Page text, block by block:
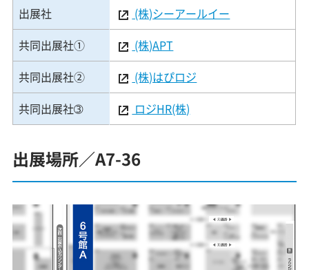
出展社
(株)シーアールイー
共同出展社①
(株)APT
共同出展社②
(株)はぴロジ
共同出展社➂
ロジHR(株)
出展場所／A7-36